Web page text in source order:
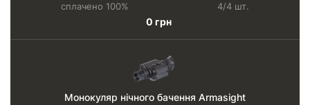
сплачено 100% 4/4 шт.
0 грн
Монокуляр нічного бачення Armasight